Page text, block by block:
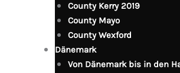
County Kerry 2019
County Mayo
County Wexford
Dänemark
Von Dänemark bis in den